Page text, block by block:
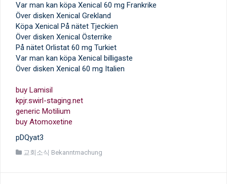
Var man kan köpa Xenical 60 mg Frankrike
Över disken Xenical Grekland
Köpa Xenical På nätet Tjeckien
Över disken Xenical Österrike
På nätet Orlistat 60 mg Turkiet
Var man kan köpa Xenical billigaste
Över disken Xenical 60 mg Italien
buy Lamisil
kpjr.swirl-staging.net
generic Motilium
buy Atomoxetine
pDQyat3
교회소식 Bekanntmachung